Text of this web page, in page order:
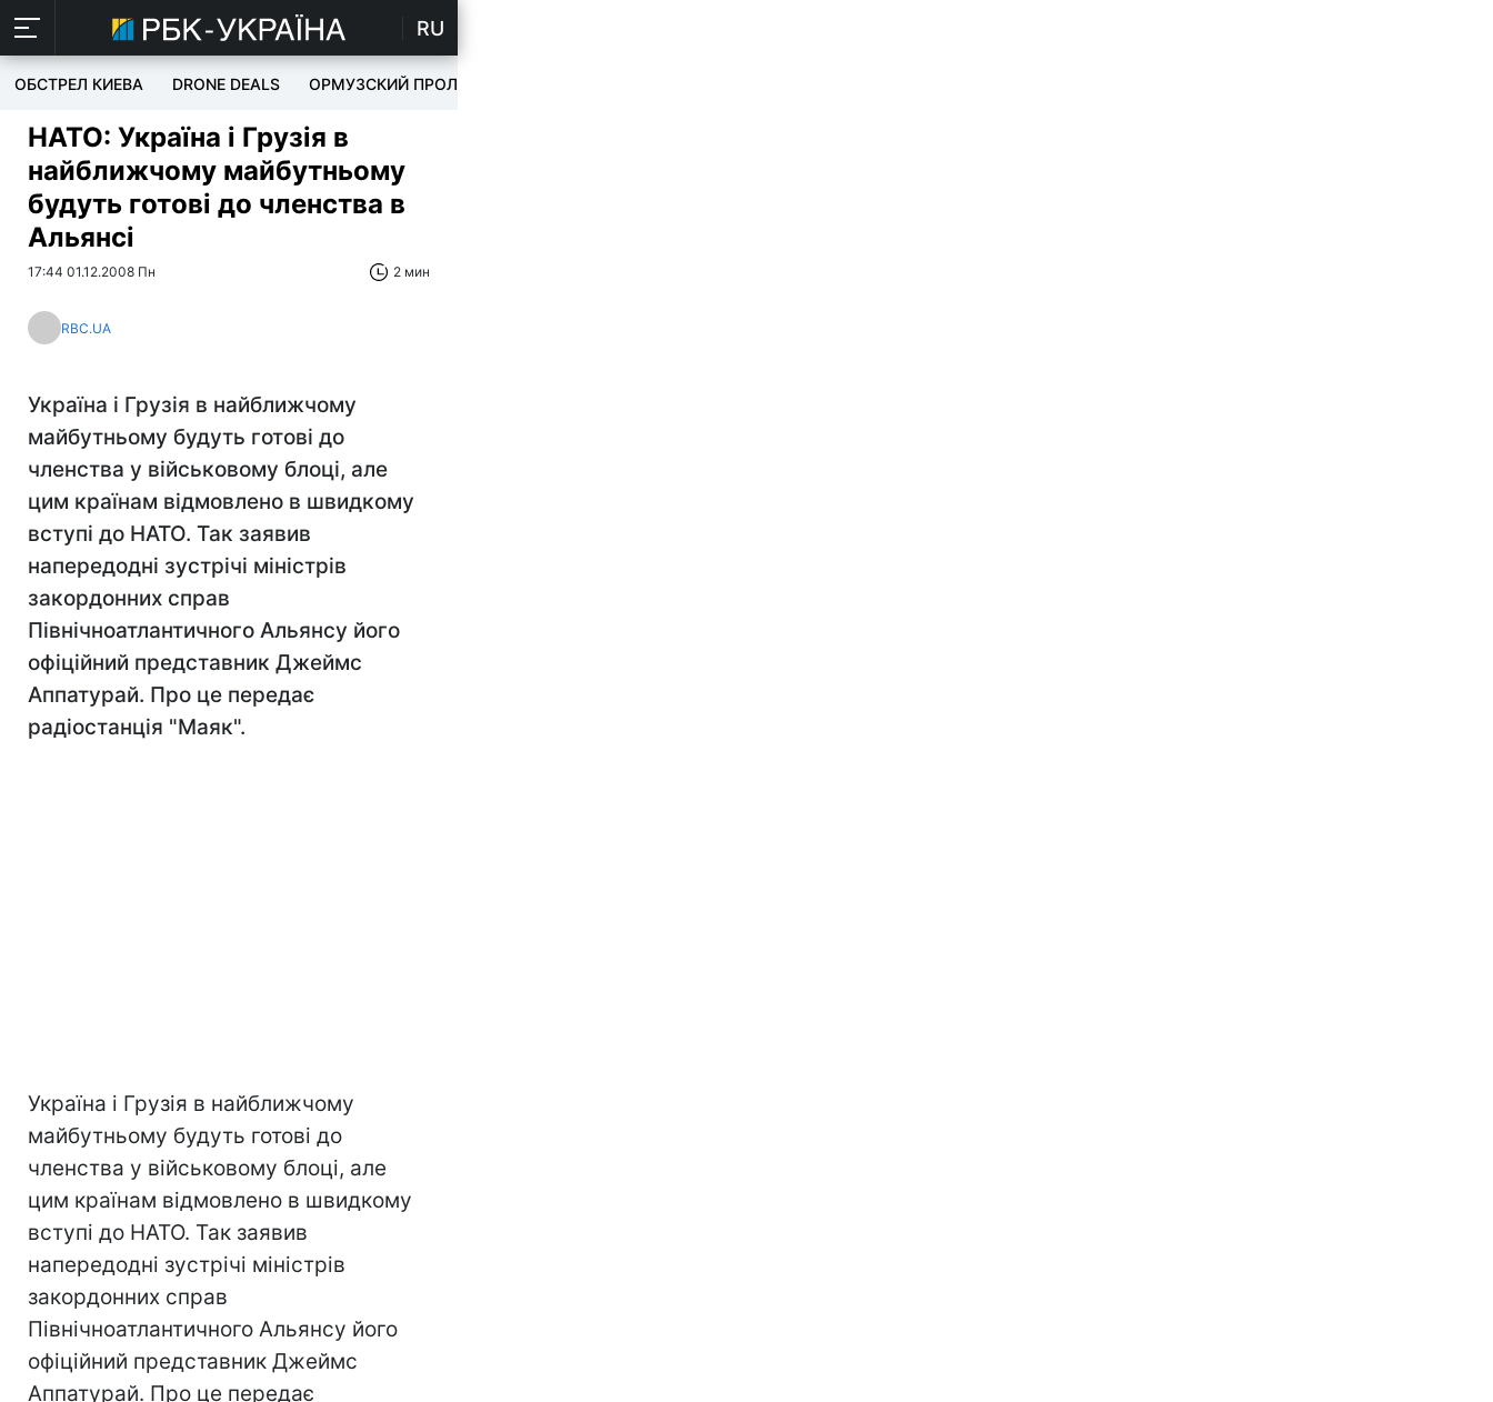
RU
ОБСТРЕЛ КИЕВА DRONE DEALS ОРМУЗСКИЙ ПРОЛИВ
НАТО: Україна і Грузія в
найближчому майбутньому
будуть готові до членства в
Альянсі
17:44 01.12.2008 Пн 2 мин
RBC.UA
Україна і Грузія в найближчому
майбутньому будуть готові до
членства у військовому блоці, але
цим країнам відмовлено в швидкому
вступі до НАТО. Так заявив
напередодні зустрічі міністрів
закордонних справ
Північноатлантичного Альянсу його
офіційний представник Джеймс
Аппатурай. Про це передає
радіостанція "Маяк".
Україна і Грузія в найближчому
майбутньому будуть готові до
членства у військовому блоці, але
цим країнам відмовлено в швидкому
вступі до НАТО. Так заявив
напередодні зустрічі міністрів
закордонних справ
Північноатлантичного Альянсу його
офіційний представник Джеймс
Аппатурай. Про це передає